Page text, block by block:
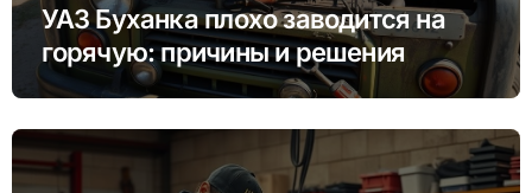
УАЗ Буханка плохо заводится на
горячую: причины и решения